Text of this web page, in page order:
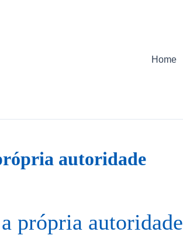
Home
autoridade
própria autoridade